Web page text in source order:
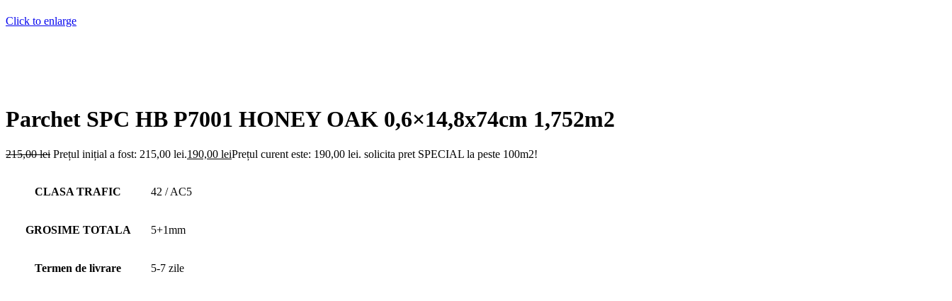
Click to enlarge
Parchet SPC HB P7001 HONEY OAK 0,6×14,8x74cm 1,752m2
215,00lei Prețul inițial a fost: 215,00 lei.190,00 leiPrețul curent este: 190,00 lei. solicita pret SPECIAL la peste 100m2!
CLASA TRAFIC 42 / AC5
GROSIME TOTALA 5+1mm
Termen de livrare 5-7 zile